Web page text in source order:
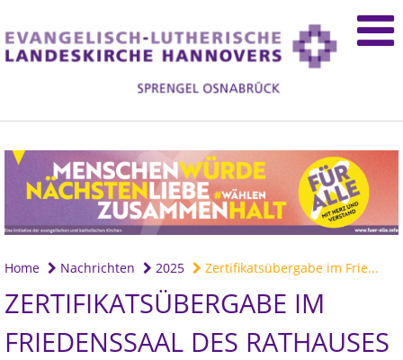
Home Nachrichten 2025 Zertifikatsübergabe im Frie...
ZERTIFIKATSÜBERGABE IM
FRIEDENSSAAL DES RATHAUSES